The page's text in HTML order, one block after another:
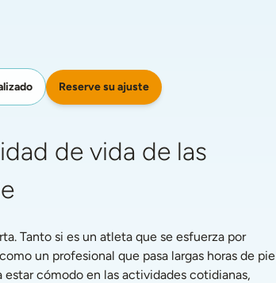
Reserve su ajuste
de vida de las
Tanto si es un atleta que se esfuerza por
un profesional que pasa largas horas de pie
cómodo en las actividades cotidianas,